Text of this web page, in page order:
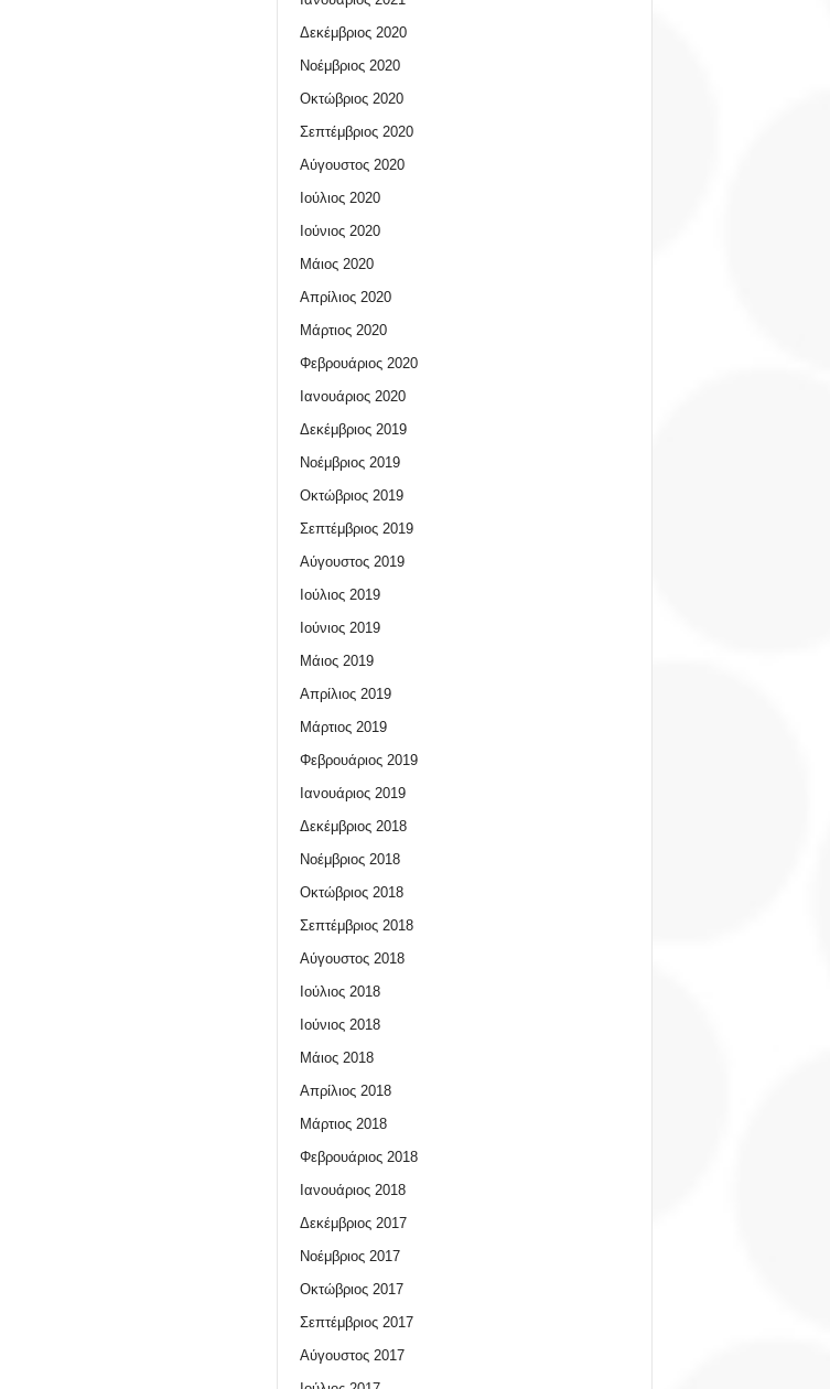
Δεκέμβριος 2020
Νοέμβριος 2020
Οκτώβριος 2020
Σεπτέμβριος 2020
Αύγουστος 2020
Ιούλιος 2020
Ιούνιος 2020
Μάιος 2020
Απρίλιος 2020
Μάρτιος 2020
Φεβρουάριος 2020
Ιανουάριος 2020
Δεκέμβριος 2019
Νοέμβριος 2019
Οκτώβριος 2019
Σεπτέμβριος 2019
Αύγουστος 2019
Ιούλιος 2019
Ιούνιος 2019
Μάιος 2019
Απρίλιος 2019
Μάρτιος 2019
Φεβρουάριος 2019
Ιανουάριος 2019
Δεκέμβριος 2018
Νοέμβριος 2018
Οκτώβριος 2018
Σεπτέμβριος 2018
Αύγουστος 2018
Ιούλιος 2018
Ιούνιος 2018
Μάιος 2018
Απρίλιος 2018
Μάρτιος 2018
Φεβρουάριος 2018
Ιανουάριος 2018
Δεκέμβριος 2017
Νοέμβριος 2017
Οκτώβριος 2017
Σεπτέμβριος 2017
Αύγουστος 2017